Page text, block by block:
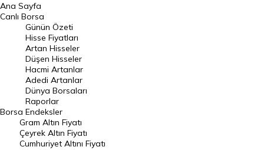
BIST 100 Hisseleri
En Çok Artan Hisseler
En Çok Düşen Hisseler
Hacmi Artanlar
Geçmiş Kapanışlar
Dünya Borsaları
Raporlar
Endeksler
Ana Sayfa
Canlı Borsa
Borsa
Günün Özeti
Hisse Fiyatları
Artan Hisseler
Düşen Hisseler
Hacmi Artanlar
Adedi Artanlar
Dünya Borsaları
Raporlar
Endeksler
Gram Altın Fiyatı
Çeyrek Altın Fiyatı
Cumhuriyet Altını Fiyatı